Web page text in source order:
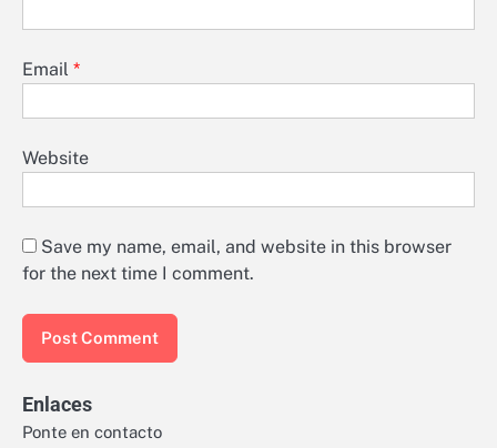
Email *
Website
Save my name, email, and website in this browser
for the next time I comment.
Enlaces
Ponte en contacto